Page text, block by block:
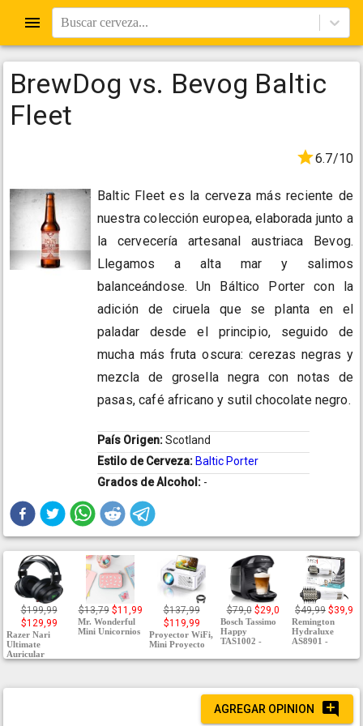
Buscar cerveza...
BrewDog vs. Bevog Baltic
Fleet
6.7/10
Baltic Fleet es la cerveza más reciente de
nuestra colección europea, elaborada junto a
la cervecería artesanal austriaca Bevog.
Llegamos a alta mar y salimos
balanceándose. Un Báltico Porter con la
adición de ciruela que se planta en el
paladar desde el principio, seguido de
mucha más fruta oscura: cerezas negras y
mezcla de grosella negra con notas de
pasas, café africano y sutil chocolate negro.
País Origen:Scotland
Estilo de Cerveza: Baltic Porter
Grados de Alcohol: -
$199,99
$129,99
Razer Nari
Ultimate
Auricular
$13,79 $11,99
Mr. Wonderful
Mini Unicornios
$137,99
$119,99
Proyector WiFi,
Mini Proyecto
$79,0 $29,0
Bosch Tassimo
Happy
TAS1002 -
$49,99 $39,9
Remington
Hydraluxe
AS8901 -
AGREGAR OPINION